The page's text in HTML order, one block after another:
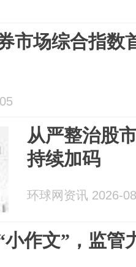
市场综合指数
从严整治股
持续加码
环球网资讯 2026-
小作文”，监管